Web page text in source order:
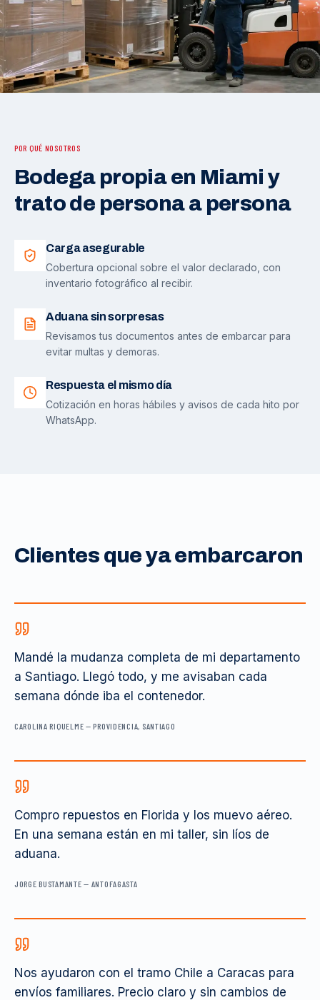
POR QUÉ NOSOTROS
Bodega propia en Miami y
trato de persona a persona
Carga asegurable
Cobertura opcional sobre el valor declarado, con
inventario fotográfico al recibir.
Aduana sin sorpresas
Revisamos tus documentos antes de embarcar para
evitar multas y demoras.
Respuesta el mismo día
Cotización en horas hábiles y avisos de cada hito por
WhatsApp.
Clientes que ya embarcaron
Mandé la mudanza completa de mi departamento
a Santiago. Llegó todo, y me avisaban cada
semana dónde iba el contenedor.
CAROLINA RIQUELME —PROVIDENCIA, SANTIAGO
Compro repuestos en Florida y los muevo aéreo.
En una semana están en mi taller, sin líos de
aduana.
JORGE BUSTAMANTE — ANTOFAGASTA
Nos ayudaron con el tramo Chile a Caracas para
envíos familiares. Precio claro y sin cambios de